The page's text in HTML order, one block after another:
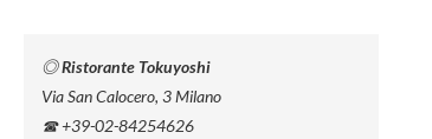
◎ Ristorante Tokuyoshi
Via San Calocero, 3 Milano
☎ +39-02-84254626